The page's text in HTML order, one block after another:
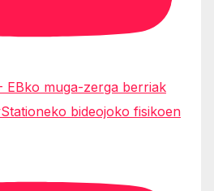
EBko muga-zerga berriak
bideojoko fisikoen